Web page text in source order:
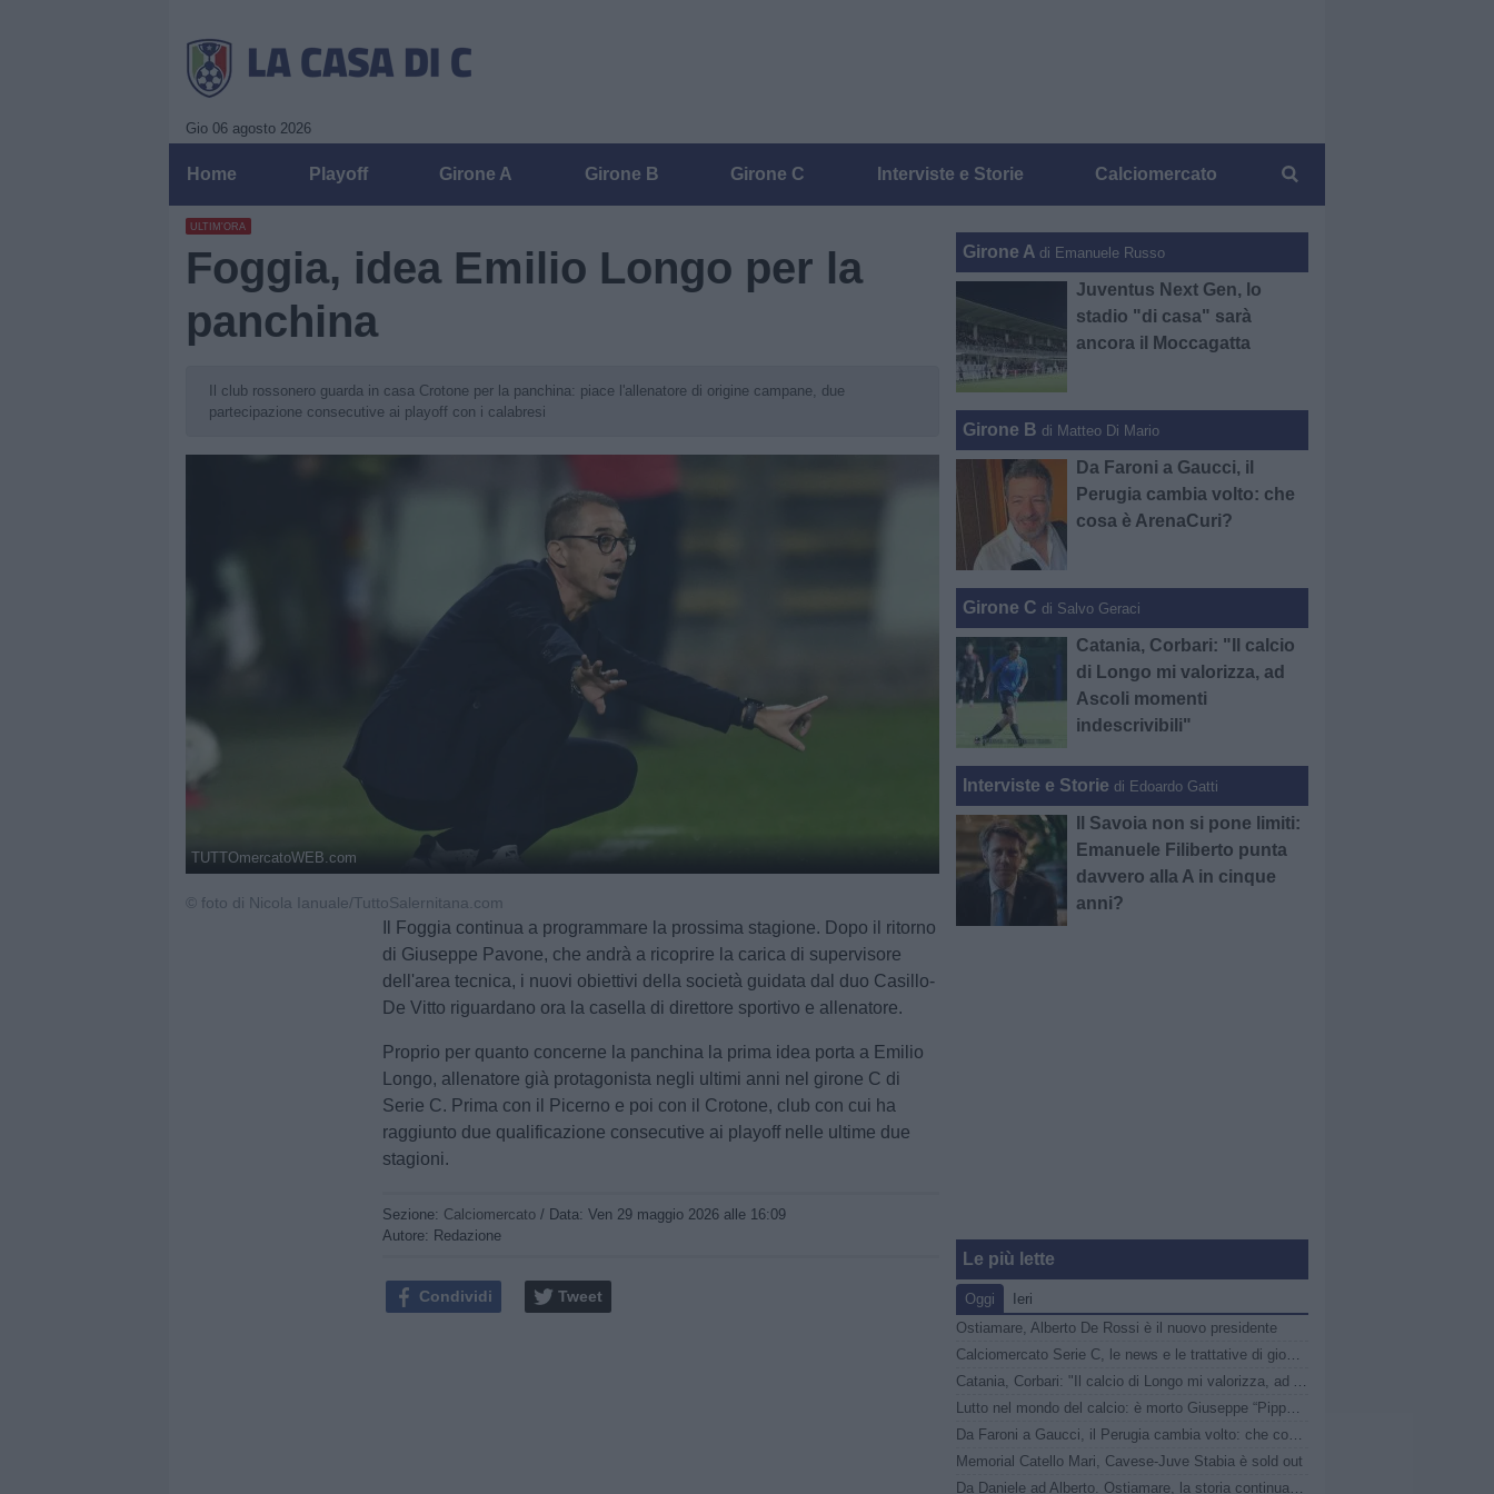
Gio 06 agosto 2026
Home Playoff Girone A Girone B Girone C Interviste e Storie Calciomercato
ULTIM'ORA
Foggia, idea Emilio Longo per la
panchina
Il club rossonero guarda in casa Crotone per la panchina: piace l'allenatore di origine campane, due
partecipazione consecutive ai playoff con i calabresi
TUTTOmercatoWEB.com
© foto di Nicola Ianuale/TuttoSalernitana.com
Il Foggia continua a programmare la prossima stagione. Dopo il ritorno
di Giuseppe Pavone, che andrà a ricoprire la carica di supervisore
dell'area tecnica, i nuovi obiettivi della società guidata dal duo Casillo-
De Vitto riguardano ora la casella di direttore sportivo e allenatore.
Proprio per quanto concerne la panchina la prima idea porta a Emilio
Longo, allenatore già protagonista negli ultimi anni nel girone C di
Serie C. Prima con il Picerno e poi con il Crotone, club con cui ha
raggiunto due qualificazione consecutive ai playoff nelle ultime due
stagioni.
Sezione: Calciomercato / Data:Ven 29 maggio 2026 alle 16:09
Autore: Redazione
Condividi Tweet
Girone A di Emanuele Russo
Juventus Next Gen, lo
stadio "di casa" sarà
ancora il Moccagatta
Girone B di Matteo Di Mario
Da Faroni a Gaucci, il
Perugia cambia volto: che
cosa è ArenaCuri?
Girone C di Salvo Geraci
Catania, Corbari: "Il calcio
di Longo mi valorizza, ad
Ascoli momenti
indescrivibili"
Interviste e Storie di Edoardo Gatti
Il Savoia non si pone limiti:
Emanuele Filiberto punta
davvero alla A in cinque
anni?
Le più lette
Oggi
Ieri
Ostiamare, Alberto De Rossi è il nuovo presidente
Calciomercato Serie C, le news e le trattative di giovedì 6 agosto | LIVE
Catania, Corbari: "Il calcio di Longo mi valorizza, ad Ascoli momenti indescrivibili"
Lutto nel mondo del calcio: è morto Giuseppe “Pippo” Marchioro
Da Faroni a Gaucci, il Perugia cambia volto: che cosa è ArenaCuri?
Memorial Catello Mari, Cavese-Juve Stabia è sold out
Da Daniele ad Alberto. Ostiamare, la storia continua nel segno dei De Rossi